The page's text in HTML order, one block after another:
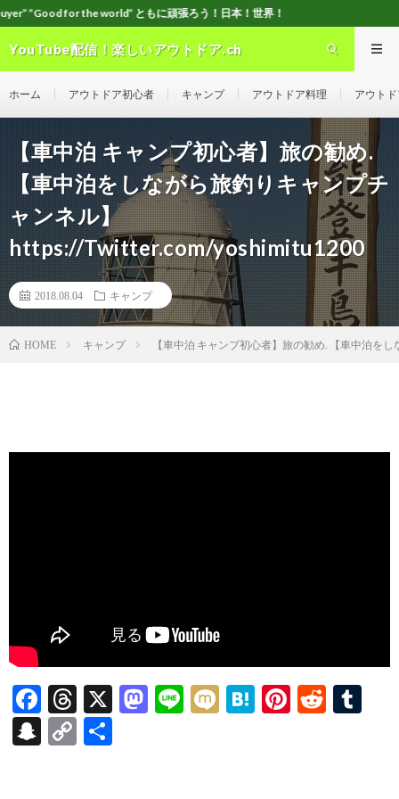
world” ともに頑張ろう！日本！世界！
YouTube配信！楽しいアウトドア.ch
ホーム アウトドア初心者 キャンプ アウトドア料理 アウト
【車中泊 キャンプ初心者】旅の勧め.
【車中泊をしながら旅釣りキャンプチ
ャンネル】
https://Twitter.com/yoshimitu1200
2018.08.04 キャンプ
HOME キャンプ 【車中泊 キャンプ初心者】旅の勧め. 【車中泊
F
ac
e
T
hr
ea
X
M Li M H Pi R
S
C